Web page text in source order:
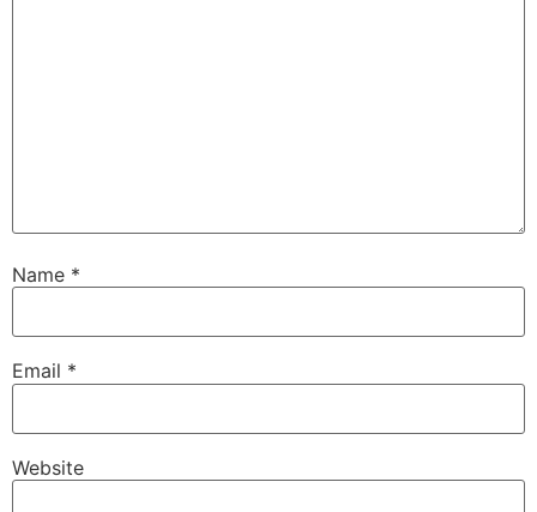
Name *
Email *
Website